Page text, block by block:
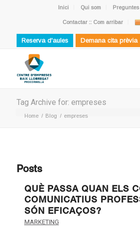
Inici Qui som
Contactar :: Com arribar
Reserva d'aules Demana cita prèvia
Tag Archive for: empreses
Home / Blog / empreses
Posts
QUÈ PASSA QUAN ELS
COMUNICATIUS
SÓN EFICAÇOS?
MARKETING